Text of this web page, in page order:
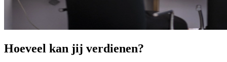
Hoeveel kan jij verdienen?